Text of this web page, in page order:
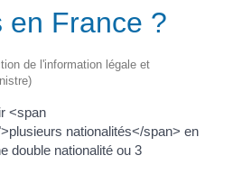
en France ?
de l'information légale et
<span
nationalités</span> en
double nationalité ou 3